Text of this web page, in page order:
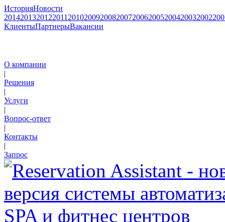
ИсторияНовости
2014201320122011 201020092008200720062005200420032002
КлиентыПартнерыВакансии
О компании
|
Решения
|
Услуги
|
Вопрос-ответ
|
Контакты
|
Запрос